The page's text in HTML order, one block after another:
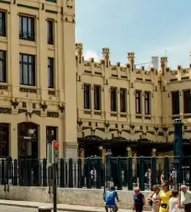
y hacia abajo o explora con el tacto